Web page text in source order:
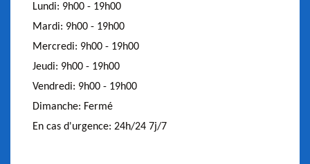
Lundi: 9h00 - 19h00
Mardi: 9h00 - 19h00
Mercredi: 9h00 - 19h00
Jeudi: 9h00 - 19h00
Vendredi: 9h00 - 19h00
Dimanche: Fermé
En cas d'urgence: 24h/24 7j/7